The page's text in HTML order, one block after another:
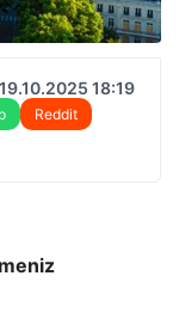
18:19
Reddit